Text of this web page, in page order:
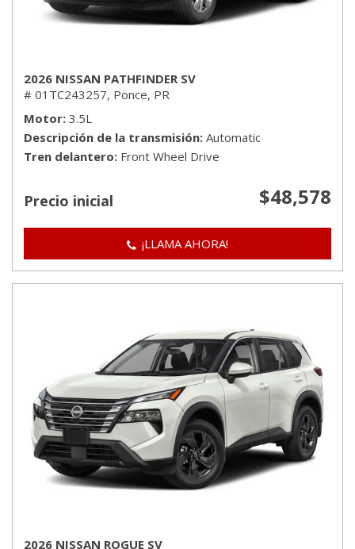
2026 NISSAN PATHFINDER SV
# 01TC243257, Ponce, PR
Motor 3.5L
Descripción de la transmisión Automatic
Tren delantero Front Wheel Drive
Precio inicial $48,578
¡LLAMA AHORA!
2026 NISSAN ROGUE SV